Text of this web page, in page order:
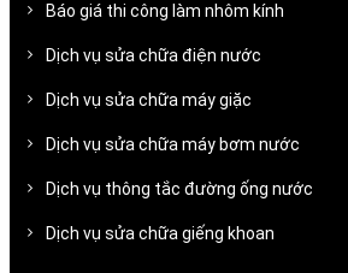
Báo giá thi công làm nhôm kính
Dịch vụ sửa chữa điện nước
Dịch vụ sửa chữa máy giặc
Dịch vụ sửa chữa máy bơm nước
Dịch vụ thông tắc đường ống nước
Dịch vụ sửa chữa giếng khoan